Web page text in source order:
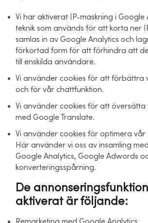
Vi har aktiverat IP-maskning i Google
teknik som används för att korta ner
samlas in av Google Analytics och
förkortad form för att förhindra att
till enskilda användare.
Vi använder cookies för att förbättra
och för vår chattfunktion.
Vi använder cookies för att
med Google Translate.
Vi använder cookies för optimera vår
Här använder vi oss av insamling
Google Analytics, Google Adwords
konverteringsspårning.
De
aktiverat är följande: